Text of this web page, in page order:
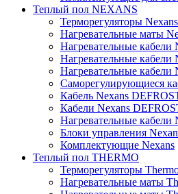
Теплый пол NEXANS
Терморегуляторы Nexans
Нагревательные маты
Нагревательные кабели
Нагревательные
Нагревательные
Саморегулирующиеся
Кабель Nexans
Кабели Nexans
Нагревательные кабели
Блоки управления
Комплектующие Nexans
Теплый пол THERMO
Терморегуляторы
Нагревательные маты